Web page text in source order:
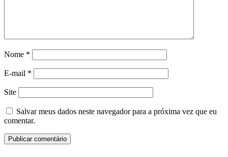
Nome *
E-mail *
Site
Salvar meus dados neste navegador para a próxima vez que eu
comentar.